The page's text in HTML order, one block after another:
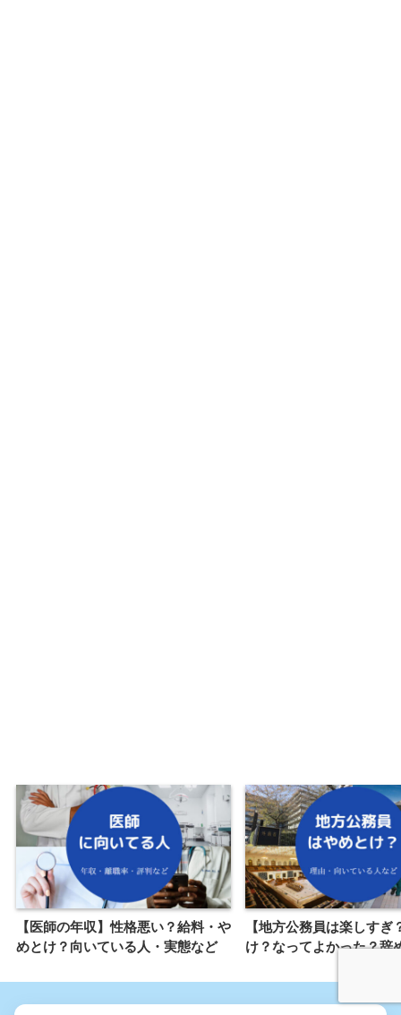
【医師の年収】性格悪い？給料・や
めとけ？向いている人・実態など
【地方公務員は楽しすぎ
け？なってよかった？辞